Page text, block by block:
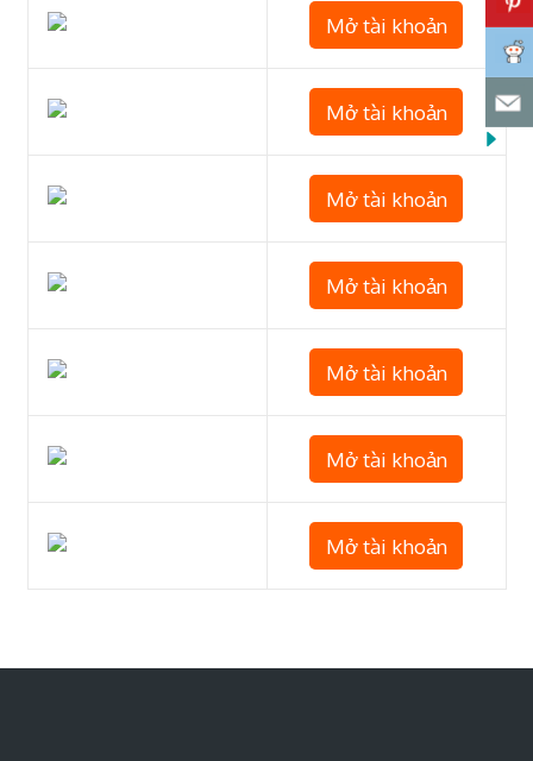
Mở tài khoản
Mở tài khoản
Mở tài khoản
Mở tài khoản
Mở tài khoản
Mở tài khoản
Mở tài khoản